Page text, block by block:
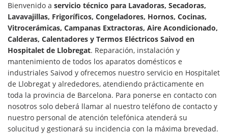
Bienvenido a servicio técnico para Lavadoras, Secadoras,
Lavavajillas, Frigoríficos, Congeladores, Hornos, Cocinas,
Vitrocerámicas, Campanas Extractoras, Aire Acondicionado,
Calderas, Calentadores y Termos Eléctricos Saivod en
Hospitalet de Llobregat. Reparación, instalación y
mantenimiento de todos los aparatos domésticos e
industriales Saivod y ofrecemos nuestro servicio en Hospitalet
de Llobregat y alrededores, atendiendo prácticamente en
toda la provincia de Barcelona. Para ponerse en contacto con
nosotros solo deberá llamar al nuestro teléfono de contacto y
nuestro personal de atención telefónica atenderá su
solucitud y gestionará su incidencia con la máxima brevedad.